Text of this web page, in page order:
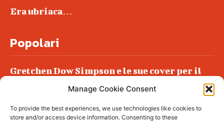
Manage Cookie Consent
To provide the best experiences, we use technologies like cookies to
store and/or access device information. Consenting to these
Era ubriaca…
Popolari
Gretchen Dow Simpson e le sue cover per il
Podlech, il Cile lo ha condannato